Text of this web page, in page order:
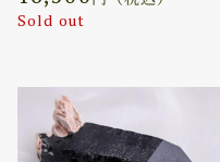
Sold out